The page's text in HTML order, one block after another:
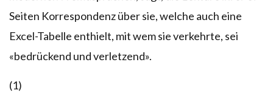
Seiten Korrespondenz über sie, welche auch eine
Excel-Tabelle enthielt, mit wem sie verkehrte, sei
«bedrückend und verletzend».
(1)